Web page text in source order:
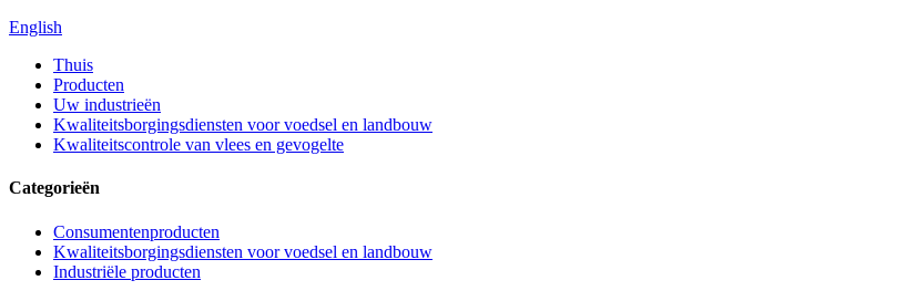
English
Thuis
Producten
Uw industrieën
Kwaliteitsborgingsdiensten voor voedsel en landbouw
Kwaliteitscontrole van vlees en gevogelte
Categorieën
Consumentenproducten
Kwaliteitsborgingsdiensten voor voedsel en landbouw
Industriële producten